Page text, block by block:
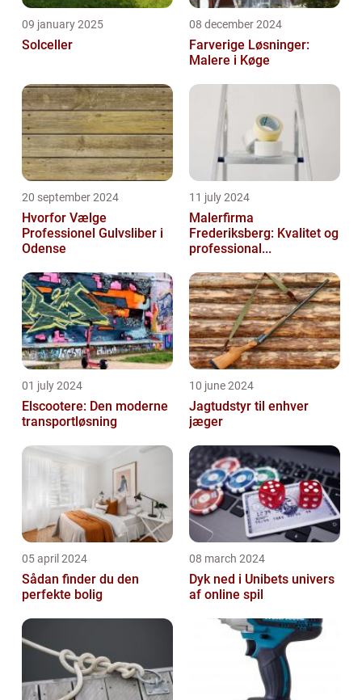
09 january 2025
Solceller
08 december 2024
Farverige Løsninger:
Malere i Køge
20 september 2024
Hvorfor Vælge
Professionel Gulvsliber i
Odense
11 july 2024
Malerfirma
Frederiksberg: Kvalitet og
professional...
01 july 2024
Elscootere: Den moderne
transportløsning
10 june 2024
Jagtudstyr til enhver
jæger
05 april 2024
Sådan finder du den
perfekte bolig
08 march 2024
Dyk ned i Unibets univers
af online spil